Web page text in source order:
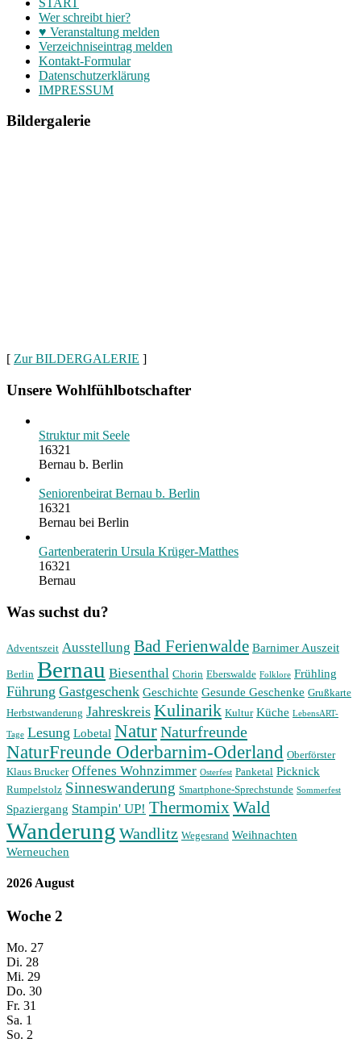
Wer schreibt hier?
♥ Veranstaltung melden
Verzeichniseintrag melden
Kontakt-Formular
Datenschutzerklärung
IMPRESSUM
Bildergalerie
[ Zur BILDERGALERIE ]
Unsere Wohlfühlbotschafter
Struktur mit Seele
16321
Bernau b. Berlin
Seniorenbeirat Bernau b. Berlin
16321
Bernau bei Berlin
Gartenberaterin Ursula Krüger-Matthes
16321
Bernau
Was suchst du?
Adventszeit Ausstellung Bad Ferienwalde Barnimer Auszeit
Berlin Bernau Biesenthal Chorin Eberswalde Folklore Frühling
Führung Gastgeschenk Geschichte Gesunde Geschenke Grußkarte
Herbstwanderung Jahreskreis Kulinarik Kultur Küche LebensART-
Tage Lesung Lobetal NaturNaturfreunde
NaturFreunde Oderbarnim-Oderland Oberförster
Klaus Brucker Offenes Wohnzimmer Osterfest Panketal Picknick
Rumpelstolz Sinneswanderung Smartphone-Sprechstunde Sommerfest
Spaziergang Stampin' UP! ThermomixWald
Wanderung Wandlitz Wegesrand Weihnachten
Werneuchen
2026 August
Woche 2
Mo. 27
Di. 28
Mi. 29
Do. 30
Fr. 31
Sa. 1
So. 2